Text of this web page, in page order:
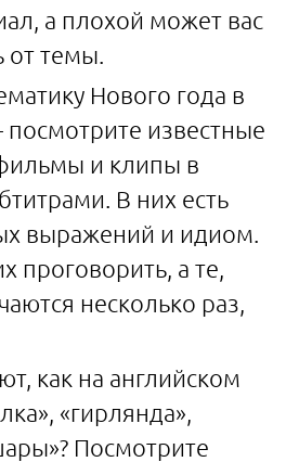
а плохой может вас
от темы.
Нового года в
известные
и клипы в
В них есть
выражений и идиом.
проговорить, а те,
несколько раз,
как на английском
«гирлянда»,
Посмотрите